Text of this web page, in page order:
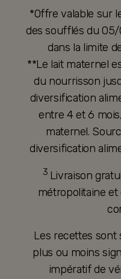
*Offre valable sur
des soufflés du
dans la limite
**Le lait maternel
du nourrisson
diversification
entre 4 et 6
maternel.
diversification
3 Livraison
métropolitaine et
Les recettes sont
plus ou moins
impératif de